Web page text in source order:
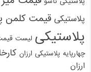
پلاستیکی قیمت کلمن
پلاستیکی لیست
چهارپایه پلاستیکی ارزان
ارزان